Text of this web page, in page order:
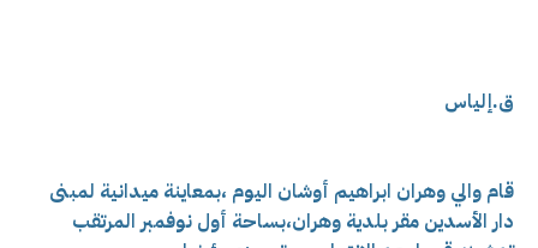
ق.إلياس
قام والي وهران ابراهيم أوشان اليوم ،بمعاينة ميدانية لمبنى
دار الأسدين مقر بلدية وهران،بساحة أول نوفمبر المرتقب